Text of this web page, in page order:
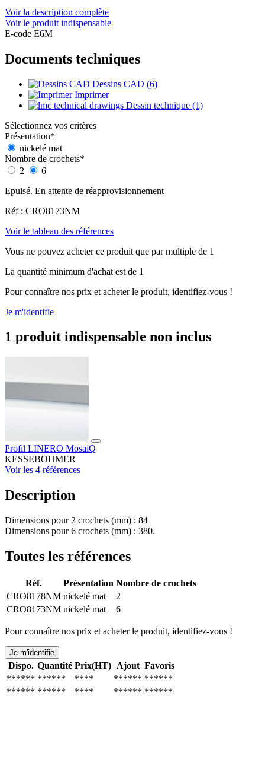
Voir la description complète
Voir le produit indispensable
E-code E6M
Documents techniques
Dessins CAD (6)
Imprimer
Dessin technique (1)
Sélectionnez vos critères
Présentation*
nickelé mat
Nombre de crochets*
2
6
Epuisé. En attente de réapprovisionnement
Réf : CRO8173NM
Voir le tableau des références
Vous ne pouvez acheter ce produit que par multiple de 1
La quantité minimum d'achat est de 1
Pour connaître nos prix et acheter le produit, identifiez-vous !
Je m'identifie
1 produit indispensable non inclus
Profil LINERO MosaiQ
KESSEBOHMER
Voir les 4 références
Description
Dimensions pour 2 crochets (mm) : 84
Dimensions pour 6 crochets (mm) : 380.
Toutes les références
Réf. Présentation Nombre de crochets
CRO8178NM nickelé mat
2
CRO8173NM nickelé mat 6
Pour connaître nos prix et acheter le produit, identifiez-vous !
Je m'identifie
Dispo. Quantité Prix(HT) Ajout Favoris
****** ****** **** ****** ******
****** ****** **** ****** ******